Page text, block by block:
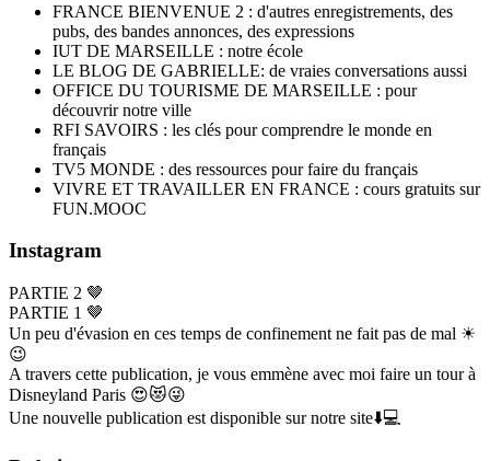
FRANCE BIENVENUE 2 : d'autres enregistrements, des
pubs, des bandes annonces, des expressions
IUT DE MARSEILLE : notre école
LE BLOG DE GABRIELLE: de vraies conversations aussi
OFFICE DU TOURISME DE MARSEILLE : pour
découvrir notre ville
RFI SAVOIRS : les clés pour comprendre le monde en
français
TV5 MONDE : des ressources pour faire du français
VIVRE ET TRAVAILLER EN FRANCE : cours gratuits sur
FUN.MOOC
Instagram
PARTIE 2 🤎
PARTIE 1 🤎
Un peu d'évasion en ces temps de confinement ne fait pas de mal ☀
😉
A travers cette publication, je vous emmène avec moi faire un tour à
Disneyland Paris 😍😻😜
Une nouvelle publication est disponible sur notre site⬇️💻